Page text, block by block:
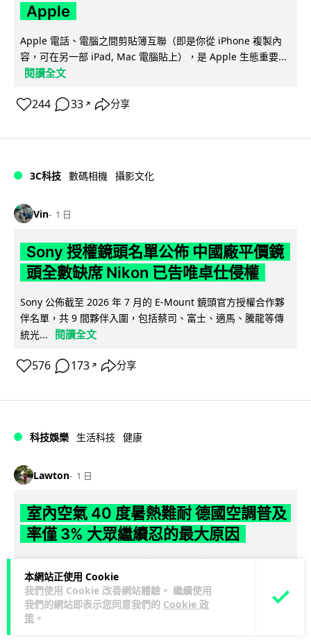
本網站正使用 Cookie
我們使用 Cookie 改善網站體驗。 繼續使用
我們的網站即表示您同意我們的 Cookie 政
策 。
Apple
Apple 電話、電腦之間剪貼簿互聯（即是你從 iPhone 複製內
容，可在另一部 iPad, Mac 電腦貼上），是 Apple 生態重要...
閱讀全文
244 33 ↗ 分享
3C科技 數碼相機 攝影文化
Vin 1 日
Sony 授權鏡頭名單公佈 中國廠平價鏡
頭全數缺席 Nikon 已告唯卓仕侵權
Sony 公佈截至 2026 年 7 月的 E-Mount 鏡頭官方授權合作夥
伴名單，共 9 間夥伴入圍，包括蔡司、富士、適馬、騰龍等傳
統光...
閱讀全文
576 173 ↗ 分享
科技娛樂 生活科技 健康
Lawton 1 日
室內空氣 40 度暑熱難耐 德國空調普及
率僅 3% 大眾繼續忍的最大原因
全年因高溫死亡人數已升至約 9,800 人。德國及鄰國法國長期
抗拒安裝空調背後... 閱讀全文
136